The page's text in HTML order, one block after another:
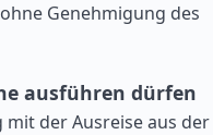
Genehmigung des
ausführen dürfen
der Ausreise aus der